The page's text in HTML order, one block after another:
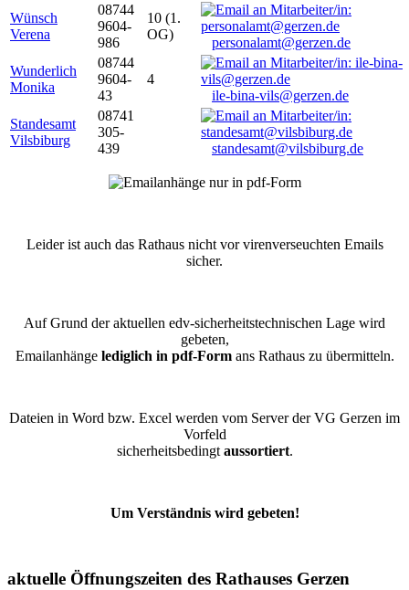
Wünsch
Verena
08744
9604-
986
10 (1.
OG)
personalamt@gerzen.de
Wunderlich
Monika
08744
9604-
43
4
ile-bina-vils@gerzen.de
Standesamt
Vilsbiburg
08741
305-
439
standesamt@vilsbiburg.de
Leider ist auch das Rathaus nicht vor virenverseuchten Emails
sicher.
Auf Grund der aktuellen edv-sicherheitstechnischen Lage wird
gebeten,
Emailanhänge lediglich in pdf-Formans Rathaus zu übermitteln.
Dateien in Word bzw. Excel werden vom Server der VG Gerzen im
Vorfeld
sicherheitsbedingt aussortiert.
Um Verständnis wird gebeten!
aktuelle Öffnungszeiten des Rathauses Gerzen